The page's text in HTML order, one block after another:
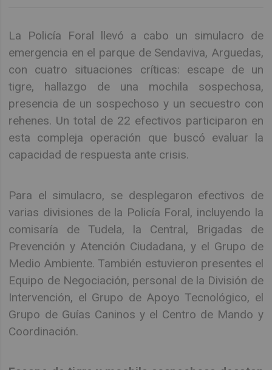
La Policía Foral llevó a cabo un simulacro de
emergencia en el parque de Sendaviva, Arguedas,
con cuatro situaciones críticas: escape de un
tigre, hallazgo de una mochila sospechosa,
presencia de un sospechoso y un secuestro con
rehenes. Un total de 22 efectivos participaron en
esta compleja operación que buscó evaluar la
capacidad de respuesta ante crisis.
Para el simulacro, se desplegaron efectivos de
varias divisiones de la Policía Foral, incluyendo la
comisaría de Tudela, la Central, Brigadas de
Prevención y Atención Ciudadana, y el Grupo de
Medio Ambiente. También estuvieron presentes el
Equipo de Negociación, personal de la División de
Intervención, el Grupo de Apoyo Tecnológico, el
Grupo de Guías Caninos y el Centro de Mando y
Coordinación.